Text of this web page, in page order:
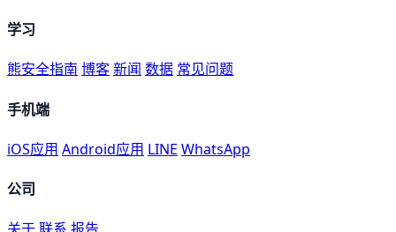
学习
熊安全指南 博客新闻 数据 常见问题
手机端
iOS应用 Android应用 LINE WhatsApp
公司